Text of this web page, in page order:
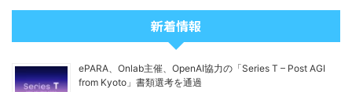
新着情報
ePARA、Onlab主催、OpenAI協力の「Series T – Post AGI
from Kyoto」書類選考を通過